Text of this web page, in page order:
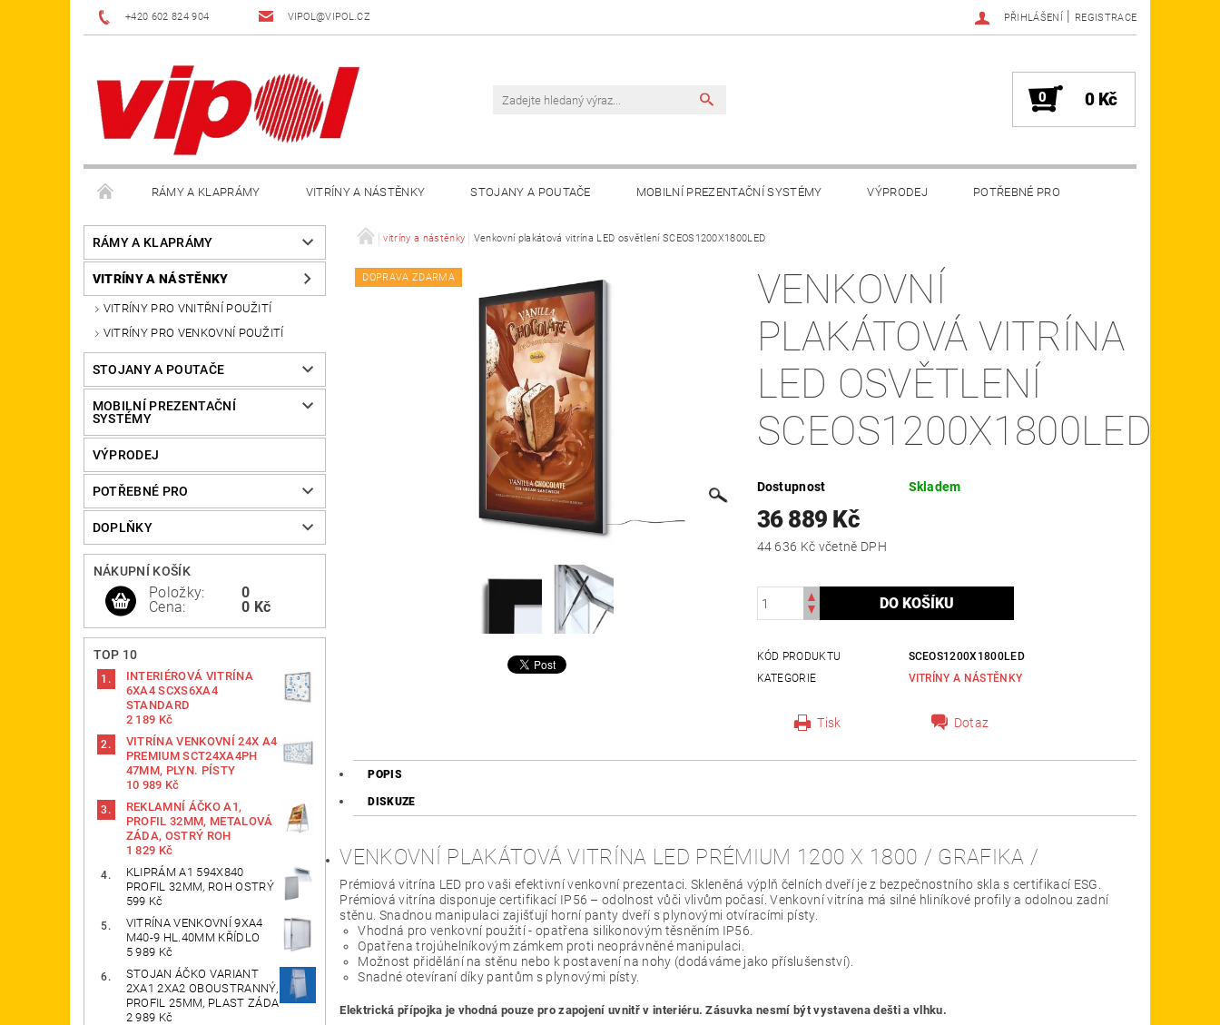
+420 602 824 904 VIPOL@VIPOL.CZ PŘIHLÁŠENÍ | REGISTRACE
0 0 Kč
RÁMY A KLAPRÁMY VITRÍNY A NÁSTĚNKY STOJANY A POUTAČE MOBILNÍ PREZENTAČNÍ SYSTÉMY VÝPRODEJ POTŘEBNÉ PRO
DOPLŇKY OBCHODNÍ PODMÍNKY KONTAKTY
RÁMY A KLAPRÁMY
VITRÍNY A NÁSTĚNKY
VITRÍNY PRO VNITŘNÍ POUŽITÍ
VITRÍNY PRO VENKOVNÍ POUŽITÍ
STOJANY A POUTAČE
MOBILNÍ PREZENTAČNÍ
SYSTÉMY
VÝPRODEJ
POTŘEBNÉ PRO
DOPLŇKY
NÁKUPNÍ KOŠÍK
Položky:
Cena:
0
0 Kč
TOP 10
INTERIÉROVÁ VITRÍNA
6XA4 SCXS6XA4
STANDARD
2 189 Kč
VITRÍNA VENKOVNÍ 24X A4
PREMIUM SCT24XA4PH
47MM, PLYN. PÍSTY
10 989 Kč
REKLAMNÍ ÁČKO A1,
PROFIL 32MM, METALOVÁ
ZÁDA, OSTRÝ ROH
1 829 Kč
KLIPRÁM A1 594X840
PROFIL 32MM, ROH OSTRÝ
599 Kč
VITRÍNA VENKOVNÍ 9XA4
M40-9 HL.40MM KŘÍDLO
5 989 Kč
STOJAN ÁČKO VARIANT
2XA1 2XA2 OBOUSTRANNÝ,
PROFIL 25MM, PLAST ZÁDA
2 989 Kč
vitríny a nástěnky Venkovní plakátová vitrína LED osvětlení SCEOS1200X1800LED
DOPRAVA ZDARMA
VENKOVNÍ
PLAKÁTOVÁ VITRÍNA
LED OSVĚTLENÍ
SCEOS1200X1800LED
Dostupnost Skladem
36 889 Kč
44 636 Kč včetně DPH
KÓD PRODUKTU
SCEOS1200X1800LED
KATEGORIE
VITRÍNY A NÁSTĚNKY
Tisk Dotaz
POPIS
DISKUZE
VENKOVNÍ PLAKÁTOVÁ VITRÍNA LED PRÉMIUM 1200 X 1800 / GRAFIKA /
Prémiová vitrína LED pro vaši efektivní venkovní prezentaci. Skleněná výplň čelních dveří je z bezpečnostního skla s certifikací ESG.
Prémiová vitrína disponuje certifikací IP56 – odolnost vůči vlivům počasí. Venkovní vitrína má silné hliníkové profily a odolnou zadní
stěnu. Snadnou manipulaci zajišťují horní panty dveří s plynovými otvíracími písty.
Vhodná pro venkovní použití - opatřena silikonovým těsněním IP56.
Opatřena trojúhelníkovým zámkem proti neoprávněné manipulaci.
Možnost přidělání na stěnu nebo k postavení na nohy (dodáváme jako příslušenství).
Snadné otevíraní díky pantům s plynovými písty.
Elektrická přípojka je vhodná pouze pro zapojení uvnitř v interiéru. Zásuvka nesmí být vystavena dešti a vlhku.